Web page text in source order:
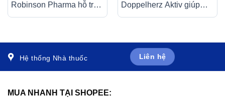
Robinson Pharma hỗ trợ
Doppelherz Aktiv giúp
Hệ thống Nhà thuốc Liên hệ
MUA NHANH TẠI SHOPEE: